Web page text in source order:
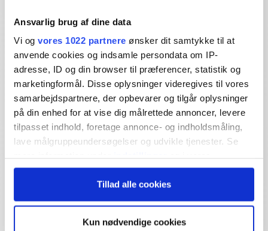
Ansvarlig brug af dine data
Vi og vores 1022 partnere ønsker dit samtykke til at
anvende cookies og indsamle persondata om IP-
adresse, ID og din browser til præferencer, statistik og
marketingformål. Disse oplysninger videregives til vores
samarbejdspartnere, der opbevarer og tilgår oplysninger
på din enhed for at vise dig målrettede annoncer, levere
tilpasset indhold, foretage annonce- og indholdsmåling,
lave målgruppeundersøgelser og udvikle tjenester. Se
persondatapolitik. Du kan altid trække dit samtykke
tilbage eller ændre indstillinger fra vores
"Cookiedeklaration", eller ved at trykke på "Privacy
Tillad alle cookies
Kun nødvendige cookies
Dybdegående og original
journalistik siden 1994
Økonomisk Ugebrev har i mere end 25 år leveret indsigtsfuld
og dagsordensættende journalistik og analyser til læserne og
den brede offentlighed.
Vi tager ansvar for vores indhold og er tilmeldt: